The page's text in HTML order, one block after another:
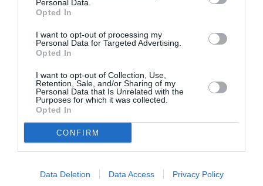
Personal Data.
Opted In
I want to opt-out of processing my
Personal Data for Targeted Advertising.
Opted In
I want to opt-out of Collection, Use,
Retention, Sale, and/or Sharing of my
Personal Data that Is Unrelated with the
Purposes for which it was collected.
Opted In
CONFIRM
Data Deletion Data Access Privacy Policy